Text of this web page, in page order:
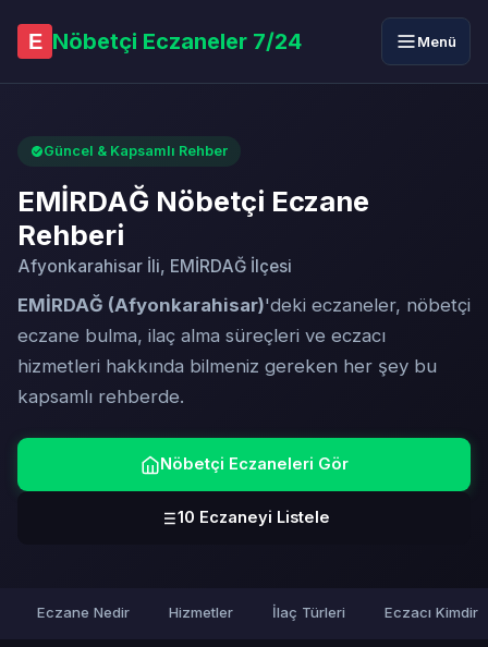
E Nöbetçi Eczaneler 7/24 Menü
Güncel & Kapsamlı Rehber
EMİRDAĞ Nöbetçi Eczane
Rehberi
Afyonkarahisar İli, EMİRDAĞ İlçesi
EMİRDAĞ (Afyonkarahisar)'deki eczaneler, nöbetçi
eczane bulma, ilaç alma süreçleri ve eczacı
hizmetleri hakkında bilmeniz gereken her şey bu
kapsamlı rehberde.
Nöbetçi Eczaneleri Gör
10 Eczaneyi Listele
Eczane Nedir Hizmetler İlaç Türleri Eczacı Kimdir